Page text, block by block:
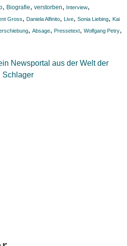
, Biografie, verstorben, Interview,
Gross, Daniela Alfinito, Live, Sonia Liebing, Kai
, Absage, Pressetext, Wolfgang Petry,